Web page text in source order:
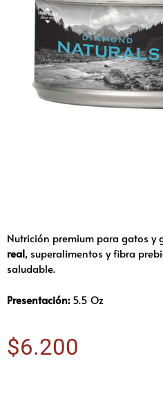
Nutrición premium para gatos y
real, superalimentos y fibra
saludable.
Presentación:5.5 Oz
$6.200